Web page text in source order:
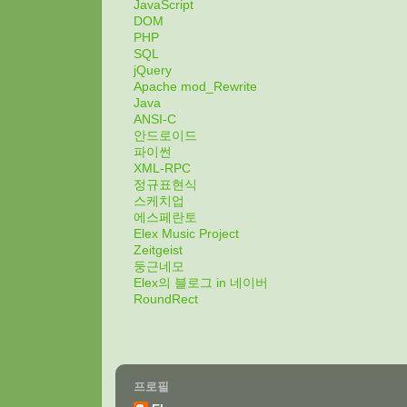
JavaScript
DOM
PHP
SQL
jQuery
Apache mod_Rewrite
Java
ANSI-C
안드로이드
파이썬
XML-RPC
정규표현식
스케치업
에스페란토
Elex Music Project
Zeitgeist
둥근네모
Elex의 블로그 in 네이버
RoundRect
프로필